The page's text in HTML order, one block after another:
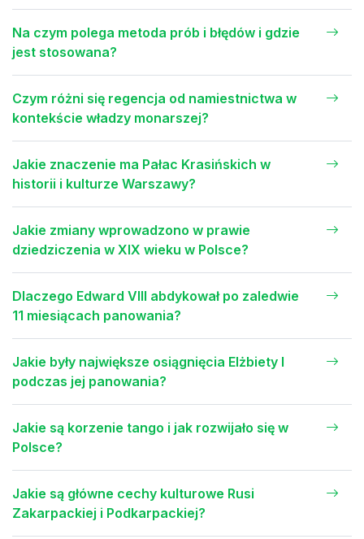
Na czym polega metoda prób i błędów i gdzie
jest stosowana?
Czym różni się regencja od namiestnictwa w
kontekście władzy monarszej?
Jakie znaczenie ma Pałac Krasińskich w
historii i kulturze Warszawy?
Jakie zmiany wprowadzono w prawie
dziedziczenia w XIX wieku w Polsce?
Dlaczego Edward VIII abdykował po zaledwie
11 miesiącach panowania?
Jakie były największe osiągnięcia Elżbiety I
podczas jej panowania?
Jakie są korzenie tango i jak rozwijało się w
Polsce?
Jakie są główne cechy kulturowe Rusi
Zakarpackiej i Podkarpackiej?